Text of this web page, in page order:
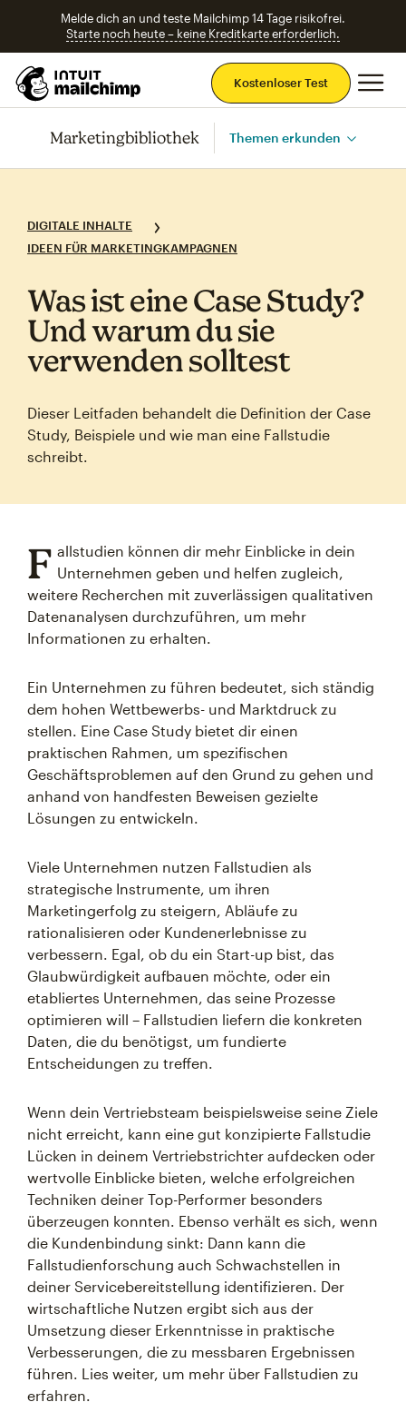
Melde dich an und teste Mailchimp 14 Tage risikofrei.
Starte noch heute – keine Kreditkarte erforderlich.
Kostenloser Test
Marketingbibliothek Themen erkunden
DIGITALE INHALTE
IDEEN FÜR MARKETINGKAMPAGNEN
Was ist eine Case Study?
Und warum du sie
verwenden solltest
Dieser Leitfaden behandelt die Definition der Case
Study, Beispiele und wie man eine Fallstudie
schreibt.
F allstudien können dir mehr Einblicke in dein
Unternehmen geben und helfen zugleich,
weitere Recherchen mit zuverlässigen qualitativen
Datenanalysen durchzuführen, um mehr
Informationen zu erhalten.
Ein Unternehmen zu führen bedeutet, sich ständig
dem hohen Wettbewerbs- und Marktdruck zu
stellen. Eine Case Study bietet dir einen
praktischen Rahmen, um spezifischen
Geschäftsproblemen auf den Grund zu gehen und
anhand von handfesten Beweisen gezielte
Lösungen zu entwickeln.
Viele Unternehmen nutzen Fallstudien als
strategische Instrumente, um ihren
Marketingerfolg zu steigern, Abläufe zu
rationalisieren oder Kundenerlebnisse zu
verbessern. Egal, ob du ein Start-up bist, das
Glaubwürdigkeit aufbauen möchte, oder ein
etabliertes Unternehmen, das seine Prozesse
optimieren will – Fallstudien liefern die konkreten
Daten, die du benötigst, um fundierte
Entscheidungen zu treffen.
Wenn dein Vertriebsteam beispielsweise seine Ziele
nicht erreicht, kann eine gut konzipierte Fallstudie
Lücken in deinem Vertriebstrichter aufdecken oder
wertvolle Einblicke bieten, welche erfolgreichen
Techniken deiner Top-Performer besonders
überzeugen konnten. Ebenso verhält es sich, wenn
die Kundenbindung sinkt: Dann kann die
Fallstudienforschung auch Schwachstellen in
deiner Servicebereitstellung identifizieren. Der
wirtschaftliche Nutzen ergibt sich aus der
Umsetzung dieser Erkenntnisse in praktische
Verbesserungen, die zu messbaren Ergebnissen
führen. Lies weiter, um mehr über Fallstudien zu
erfahren.